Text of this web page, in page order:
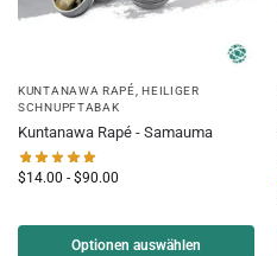
KUNTANAWA RAPÉ, HEILIGER
SCHNUPFTABAK
Kuntanawa Rapé - Samauma
$14.00 - $90.00
Optionen auswählen